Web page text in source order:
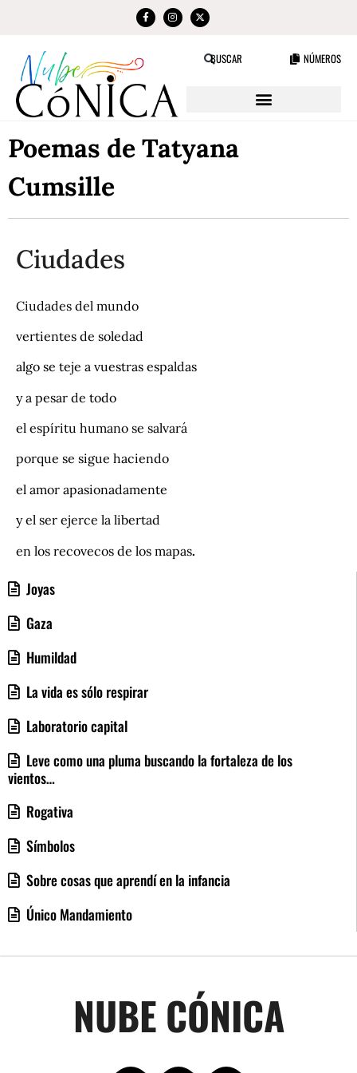
BUSCAR NÚMEROS
Poemas de Tatyana
Cumsille
Joyas
Gaza
Humildad
La vida es sólo respirar
Laboratorio capital
Leve como una pluma buscando la fortaleza de los
vientos…
Rogativa
Símbolos
Sobre cosas que aprendí en la infancia
Único Mandamiento
Ciudades
Ciudades del mundo
vertientes de soledad
algo se teje a vuestras espaldas
y a pesar de todo
el espíritu humano se salvará
porque se sigue haciendo
el amor apasionadamente
y el ser ejerce la libertad
en los recovecos de los mapas.
NUBE CÓNICA